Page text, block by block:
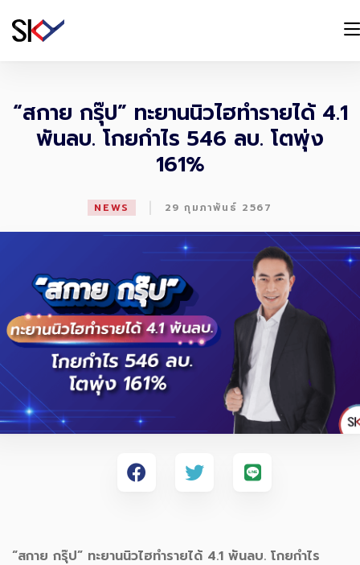
“สกาย กรุ๊ป” ทะยานนิวไฮทำรายได้ 4.1
พันลบ. โกยกำไร 546 ลบ. โตพุ่ง
161%
NEWS | 29 กุมภาพันธ์ 2567
“สกาย กรุ๊ป” ทะยานนิวไฮทำรายได้ 4.1 พันลบ. โกยกำไร